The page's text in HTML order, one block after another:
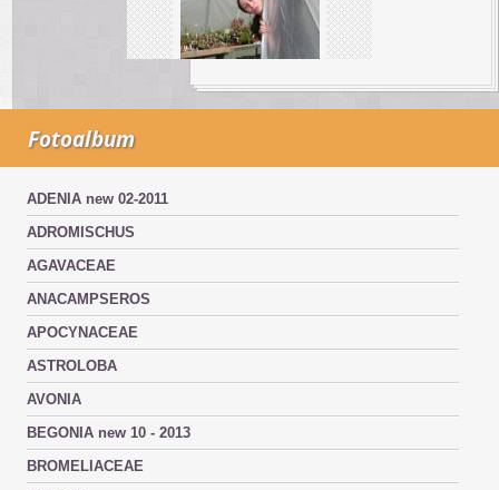
Fotoalbum
ADENIA new 02-2011
ADROMISCHUS
AGAVACEAE
ANACAMPSEROS
APOCYNACEAE
ASTROLOBA
AVONIA
BEGONIA new 10 - 2013
BROMELIACEAE